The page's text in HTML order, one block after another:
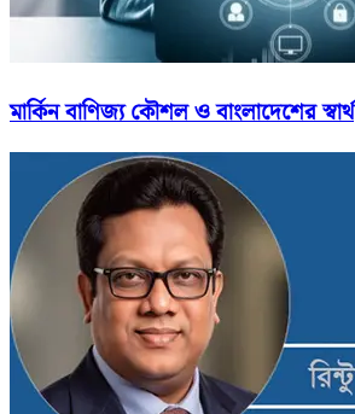
মার্কিন বাণিজ্য কৌশল ও বাংলাদেশের স্বার্থ